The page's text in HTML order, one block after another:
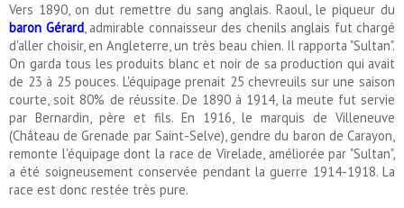
Vers 1890, on dut remettre du sang anglais. Raoul, le piqueur du
baron Gérard, admirable connaisseur des chenils anglais fut chargé
d'aller choisir, en Angleterre, un très beau chien. Il rapporta "Sultan".
On garda tous les produits blanc et noir de sa production qui avait
de 23 à 25 pouces. L'équipage prenait 25 chevreuils sur une saison
courte, soit 80% de réussite. De 1890 à 1914, la meute fut servie
par Bernardin, père et fils. En 1916, le marquis de Villeneuve
(Château de Grenade par Saint-Selve), gendre du baron de Carayon,
remonte l'équipage dont la race de Virelade, améliorée par "Sultan",
a été soigneusement conservée pendant la guerre 1914-1918. La
race est donc restée très pure.